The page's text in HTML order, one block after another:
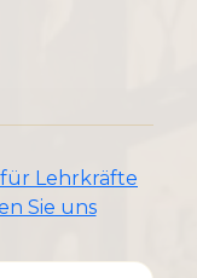
Lehrkräfte
Sie uns